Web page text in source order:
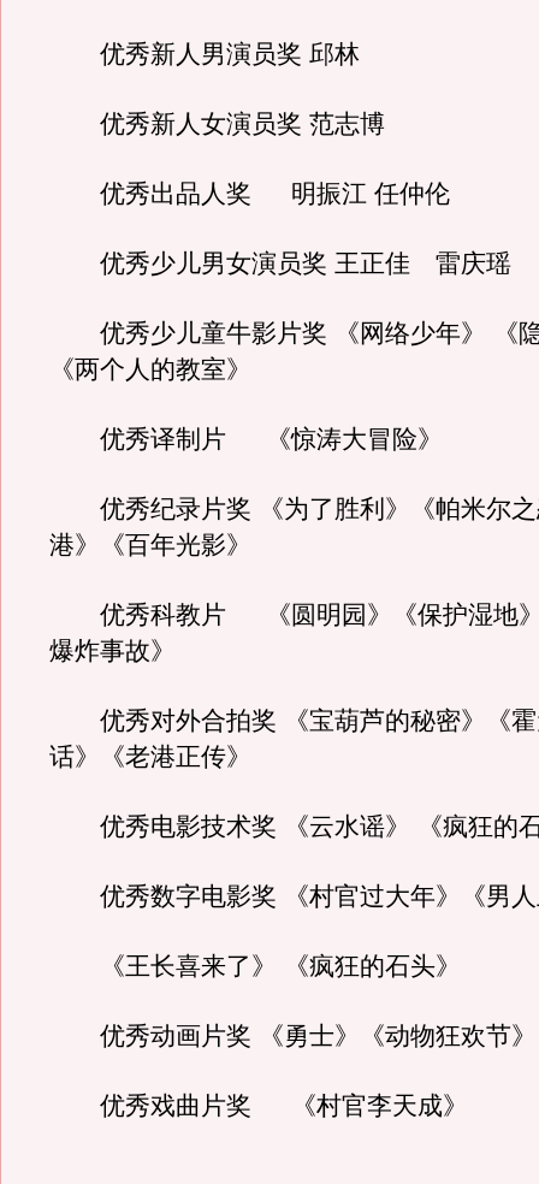
优秀新人男演员奖 邱林
优秀新人女演员奖 范志博
优秀出品人奖 明振江 任仲伦
优秀少儿男女演员奖 王正佳 雷庆瑶
优秀少儿童牛影片奖 《网络少年》 《
《两个人的教室》
优秀译制片 《惊涛大冒险》
优秀纪录片奖 《为了胜利》《帕米尔之
港》《百年光影》
优秀科教片 《圆明园》《保护湿地》
爆炸事故》
优秀对外合拍奖 《宝葫芦的秘密》《霍
话》《老港正传》
优秀电影技术奖 《云水谣》 《疯狂的
优秀数字电影奖 《村官过大年》《男人
《王长喜来了》 《疯狂的石头》
优秀动画片奖 《勇士》《动物狂欢节》
优秀戏曲片奖 《村官李天成》